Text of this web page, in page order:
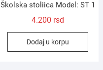
Školska stoliica Model: ST 1
4.200 rsd
Dodaj u korpu